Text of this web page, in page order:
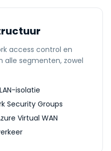
access control en
alle segmenten, zowel
isolatie
Security Groups
Virtual WAN